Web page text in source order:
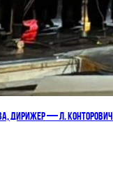
ДИРИЖЕР — Л. КОНТОРОВИЧ